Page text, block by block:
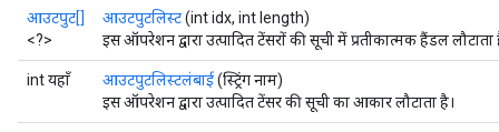
आउटपुट[]
<?>
आउटपुटलिस्ट(int idx, int length)
इस ऑपरेशन द्वारा उत्पादित टेंसरों की सूची में प्रतीकात्मक हैंडल लौटाता
int यहाँ आउटपुटलिस्टलंबाई(स्ट्रिंग नाम)
इस ऑपरेशन द्वारा उत्पादित टेंसर की सूची का आकार लौटाता है।